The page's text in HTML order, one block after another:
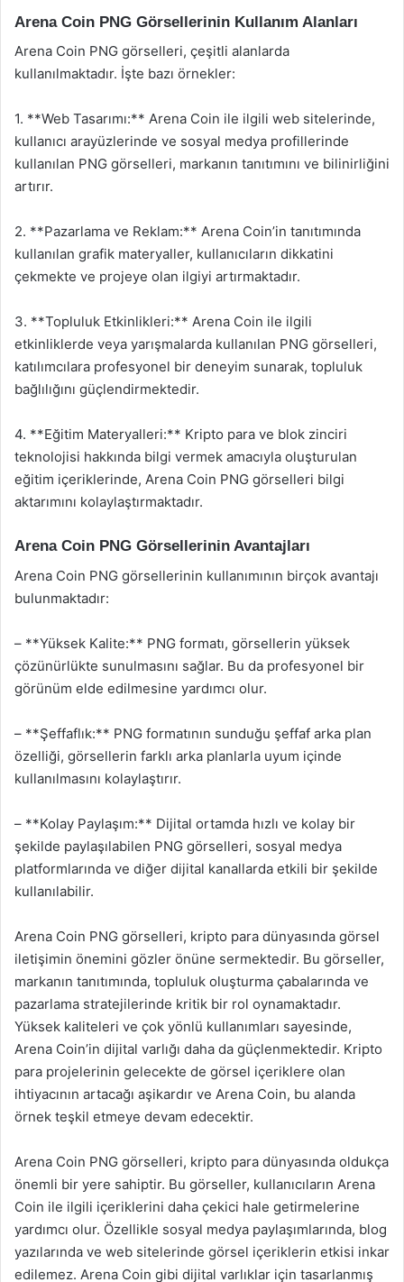
Arena Coin PNG Görsellerinin Kullanım Alanları
Arena Coin PNG görselleri, çeşitli alanlarda
kullanılmaktadır. İşte bazı örnekler:
1. **Web Tasarımı:** Arena Coin ile ilgili web sitelerinde,
kullanıcı arayüzlerinde ve sosyal medya profillerinde
kullanılan PNG görselleri, markanın tanıtımını ve bilinirliğini
artırır.
2. **Pazarlama ve Reklam:** Arena Coin’in tanıtımında
kullanılan grafik materyaller, kullanıcıların dikkatini
çekmekte ve projeye olan ilgiyi artırmaktadır.
3. **Topluluk Etkinlikleri:** Arena Coin ile ilgili
etkinliklerde veya yarışmalarda kullanılan PNG görselleri,
katılımcılara profesyonel bir deneyim sunarak, topluluk
bağlılığını güçlendirmektedir.
4. **Eğitim Materyalleri:** Kripto para ve blok zinciri
teknolojisi hakkında bilgi vermek amacıyla oluşturulan
eğitim içeriklerinde, Arena Coin PNG görselleri bilgi
aktarımını kolaylaştırmaktadır.
Arena Coin PNG Görsellerinin Avantajları
Arena Coin PNG görsellerinin kullanımının birçok avantajı
bulunmaktadır:
– **Yüksek Kalite:** PNG formatı, görsellerin yüksek
çözünürlükte sunulmasını sağlar. Bu da profesyonel bir
görünüm elde edilmesine yardımcı olur.
– **Şeffaflık:** PNG formatının sunduğu şeffaf arka plan
özelliği, görsellerin farklı arka planlarla uyum içinde
kullanılmasını kolaylaştırır.
– **Kolay Paylaşım:** Dijital ortamda hızlı ve kolay bir
şekilde paylaşılabilen PNG görselleri, sosyal medya
platformlarında ve diğer dijital kanallarda etkili bir şekilde
kullanılabilir.
Arena Coin PNG görselleri, kripto para dünyasında görsel
iletişimin önemini gözler önüne sermektedir. Bu görseller,
markanın tanıtımında, topluluk oluşturma çabalarında ve
pazarlama stratejilerinde kritik bir rol oynamaktadır.
Yüksek kaliteleri ve çok yönlü kullanımları sayesinde,
Arena Coin’in dijital varlığı daha da güçlenmektedir. Kripto
para projelerinin gelecekte de görsel içeriklere olan
ihtiyacının artacağı aşikardır ve Arena Coin, bu alanda
örnek teşkil etmeye devam edecektir.
Arena Coin PNG görselleri, kripto para dünyasında oldukça
önemli bir yere sahiptir. Bu görseller, kullanıcıların Arena
Coin ile ilgili içeriklerini daha çekici hale getirmelerine
yardımcı olur. Özellikle sosyal medya paylaşımlarında, blog
yazılarında ve web sitelerinde görsel içeriklerin etkisi inkar
edilemez. Arena Coin gibi dijital varlıklar için tasarlanmış